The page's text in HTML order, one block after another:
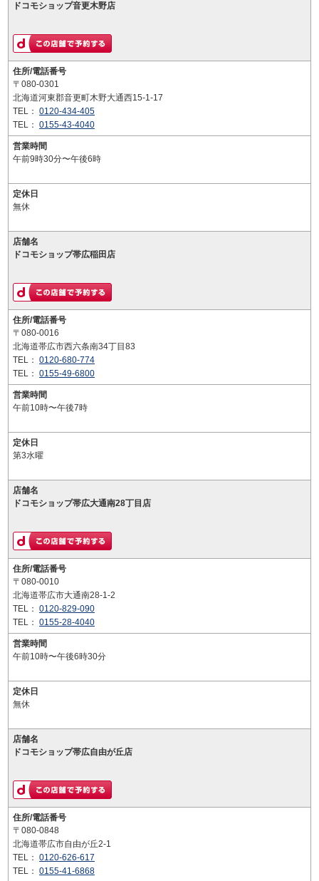
ドコモショップ音更木野店
住所/電話番号
〒080-0301
北海道河東郡音更町木野大通西15-1-17
TEL： 0120-434-405
TEL： 0155-43-4040
営業時間
午前9時30分〜午後6時
定休日
無休
店舗名
ドコモショップ帯広稲田店
住所/電話番号
〒080-0016
北海道帯広市西六条南34丁目83
TEL： 0120-680-774
TEL： 0155-49-6800
営業時間
午前10時〜午後7時
定休日
第3水曜
店舗名
ドコモショップ帯広大通南28丁目店
住所/電話番号
〒080-0010
北海道帯広市大通南28-1-2
TEL： 0120-829-090
TEL： 0155-28-4040
営業時間
午前10時〜午後6時30分
定休日
無休
店舗名
ドコモショップ帯広自由が丘店
住所/電話番号
〒080-0848
北海道帯広市自由が丘2-1
TEL： 0120-626-617
TEL： 0155-41-6868